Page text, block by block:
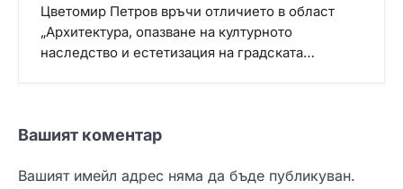
Цветомир Петров връчи отличието в област
„Архитектура, опазване на културното
наследство и естетизация на градската…
Вашият коментар
Вашият имейл адрес няма да бъде публикуван.